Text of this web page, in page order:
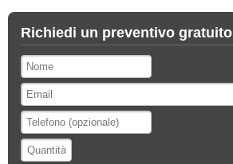
Richiedi un preventivo gratuito